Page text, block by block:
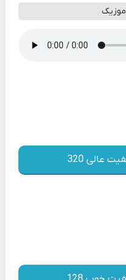
عالی 320